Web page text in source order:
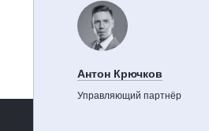
Антон Крючков
Управляющий партнёр